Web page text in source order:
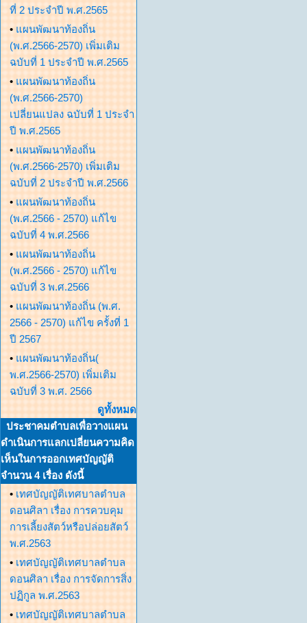
ที่ 2 ประจำปี พ.ศ.2565
• แผนพัฒนาท้องถิ่น
(พ.ศ.2566-2570) เพิ่มเติม
ฉบับที่ 1 ประจำปี พ.ศ.2565
• แผนพัฒนาท้องถิ่น
(พ.ศ.2566-2570)
เปลี่ยนแปลง ฉบับที่ 1 ประจำ
ปี พ.ศ.2565
• แผนพัฒนาท้องถิ่น
(พ.ศ.2566-2570) เพิ่มเติม
ฉบับที่ 2 ประจำปี พ.ศ.2566
• แผนพัฒนาท้องถิ่น
(พ.ศ.2566 - 2570) แก้ไข
ฉบับที่ 4 พ.ศ.2566
• แผนพัฒนาท้องถิ่น
(พ.ศ.2566 - 2570) แก้ไข
ฉบับที่ 3 พ.ศ.2566
• แผนพัฒนาท้องถิ่น (พ.ศ.
2566 - 2570) แก้ไข ครั้งที่ 1
ปี 2567
• แผนพัฒนาท้องถิ่น(
พ.ศ.2566-2570) เพิ่มเติม
ฉบับที่ 3 พ.ศ. 2566
ดูทั้งหมด
ประชาคมตำบลเพื่อวางแผน
ดำเนินการแลกเปลี่ยนความคิด
เห็นในการออกเทศบัญญัติ
จำนวน 4 เรื่อง ดังนี้
• เทศบัญญัติเทศบาลตำบล
ดอนศิลา เรื่อง การควบคุม
การเลี้ยงสัตว์หรือปล่อยสัตว์
พ.ศ.2563
• เทศบัญญัติเทศบาลตำบล
ดอนศิลา เรื่อง การจัดการสิ่ง
ปฏิกูล พ.ศ.2563
• เทศบัญญัติเทศบาลตำบล